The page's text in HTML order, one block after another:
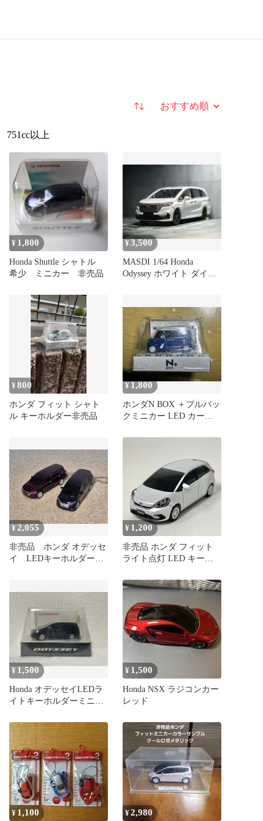
並び替え
751cc以上
¥ 1,800
Honda Shuttle シャトル
希少 ミニカー 非売品
¥3,500
MASDI 1/64 Honda
Odyssey ホワイト ダイキ
¥800
ホンダ フィット シャト
ル キーホルダー非売品
¥ 1,800
ホンダN BOX ＋プルバッ
クミニカー LED カーキ
¥ 2,055
非売品 ホンダ オデッセ
イ LEDキーホルダー
¥ 1,200
非売品 ホンダ フィット
ライト点灯 LED キーホ
品
¥ 1,500
Honda オデッセイLEDラ
イトキーホルダーミニカ
¥ 1,500
Honda NSX ラジコンカー
レッド
¥ 1,100 ¥2,980